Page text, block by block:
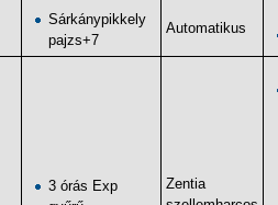
Sárkánypikkely
pajzs+7
Automatikus
3 órás Exp
Zentia